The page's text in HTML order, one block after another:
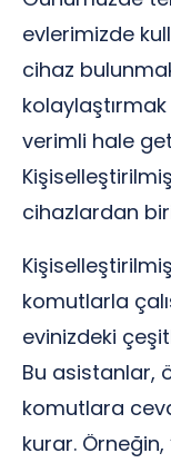
evlerimizde
cihaz
verimli hale
cihazlardan
komutlarla
evinizdeki
Bu asistanlar,
komutlara
kurar. Örneğin,